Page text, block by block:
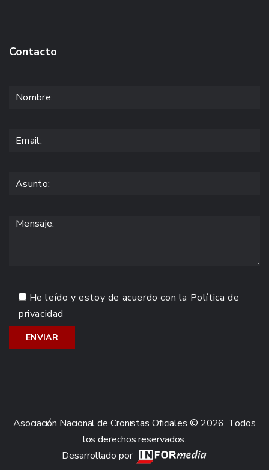
Contacto
He leído y estoy de acuerdo con la Política de
privacidad
Asociación Nacional de Cronistas Oficiales © 2026. Todos
los derechos reservados.
Desarrollado por